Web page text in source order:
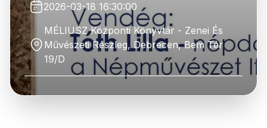
2026-03-18 16:30:00
MÉLIUSZ Központi Könyvtár - Zenei És
Művészeti Részleg, Debrecen, Bem Tér
19/D